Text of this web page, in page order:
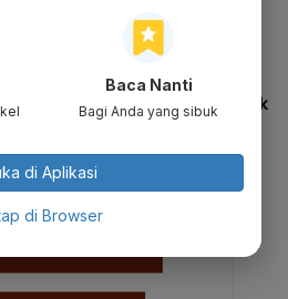
Baca Nanti
Bagi Anda yang sibuk
di Aplikasi
di Browser